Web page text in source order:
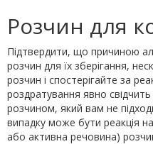
Розчин для
Підтвердити, що причиною
розчин для їх зберігання,
розчин і спостерігайте за
роздратування явно
розчином, який вам не
випадку може бути реакція
або активна речовина)